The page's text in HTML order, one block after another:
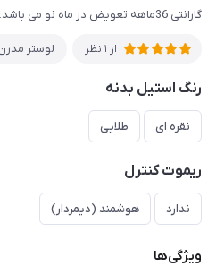
گارانتی 36ماهه تعویض در ماه نو می باشد.
از 1 نظر لوستر
رنگ استیل بدنه
نقره ای طلایی
ریموت کنترل
ندارد هوشمند (دیمردار)
ویژگی‌ها